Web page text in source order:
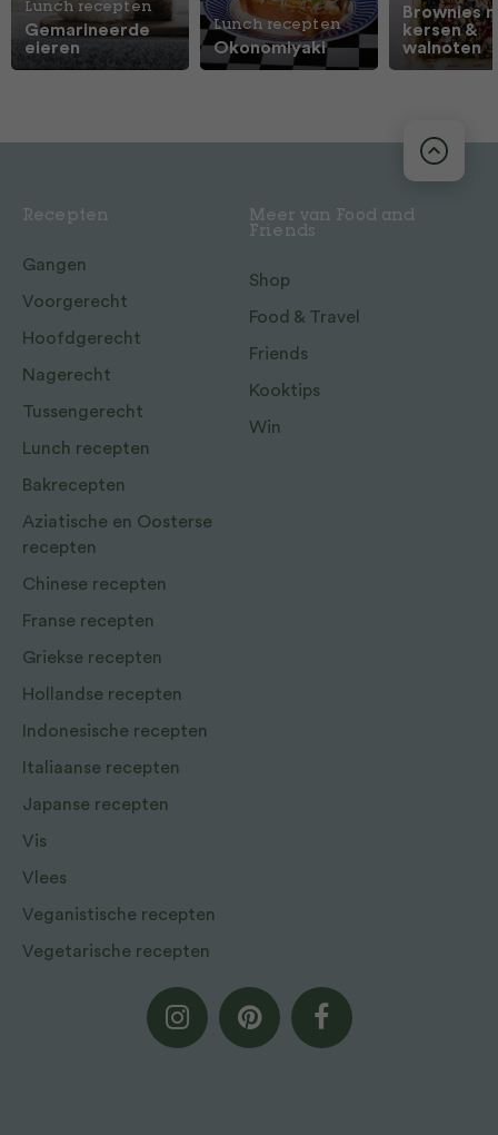
Lunch recepten
Gemarineerde
eieren
Lunch recepten
Okonomiyaki
Brownies
kersen &
walnoten
Recepten
Gangen
Voorgerecht
Hoofdgerecht
Nagerecht
Tussengerecht
Lunch recepten
Bakrecepten
Aziatische en Oosterse
recepten
Chinese recepten
Franse recepten
Griekse recepten
Hollandse recepten
Indonesische recepten
Italiaanse recepten
Japanse recepten
Vis
Vlees
Veganistische recepten
Vegetarische recepten
Meer van Food and
Friends
Shop
Food & Travel
Friends
Kooktips
Win